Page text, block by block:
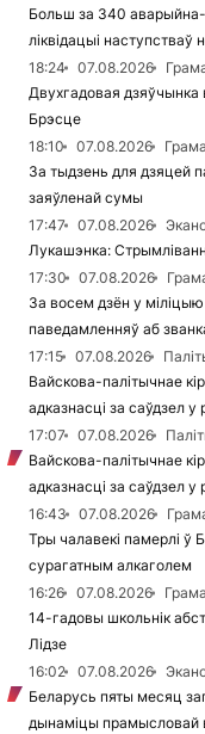
Больш за 340 аварыйна-
ліквідацыі
18:24
07.08.2026
Двухгадовая дзяўчынка
Брэсце
18:10
07.08.2026
За тыдзень для дзяцей
заяўленай сумы
17:47
07.08.2026
Лукашэнка:
17:30
07.08.2026
За восем дзён у
паведамленняў аб
17:15
07.08.2026
Вайскова-палітычнае
адказнасці за саўдзел у
17:07
07.08.2026
Вайскова-палітычнае
адказнасці за саўдзел
16:43
07.08.2026
Тры чалавекі памерлі ў
сурагатным алкаголем
16:26
07.08.2026
14-гадовы школьнік
Лідзе
16:02
07.08.2026
Беларусь пяты месяц
дынаміцы прамысловай